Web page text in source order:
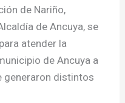
de Nariño,
de Ancuya, se
atender la
de Ancuya a
generaron distintos